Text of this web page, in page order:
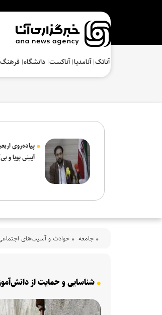
آناتک آنامدیا آناکست دانشگاه فرهنگ‌
پیاده‌روی
آیینی پویا و بی‌کارگردان
جامعه حوادث و آسیب‌های
شناسایی و حمایت از